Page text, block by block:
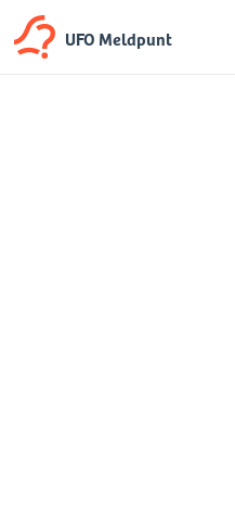
UFO Meldpunt